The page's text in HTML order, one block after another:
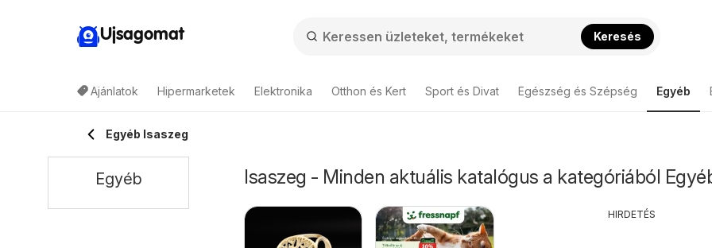
Ujsagomat Keresés
Ajánlatok Hipermarketek Elektronika Otthon és Kert Sport és Divat Egészség és Szépség Egyéb
Egyéb Isaszeg
Isaszeg - Minden aktuális katalógus a kategóriából
HIRDETÉS
Egyéb